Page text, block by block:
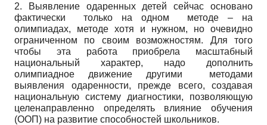
2. Выявление одаренных детей сейчас основано
фактически только на одном методе – на
олимпиадах, методе хотя и нужном, но очевидно
ограниченном по своим возможностям. Для того
чтобы эта работа приобрела масштабный
национальный характер, надо дополнить
олимпиадное движение другими методами
выявления одаренности, прежде всего, создавая
национальную систему диагностики, позволяющую
целенаправленно определять влияние обучения
(ООП) на развитие способностей школьников.